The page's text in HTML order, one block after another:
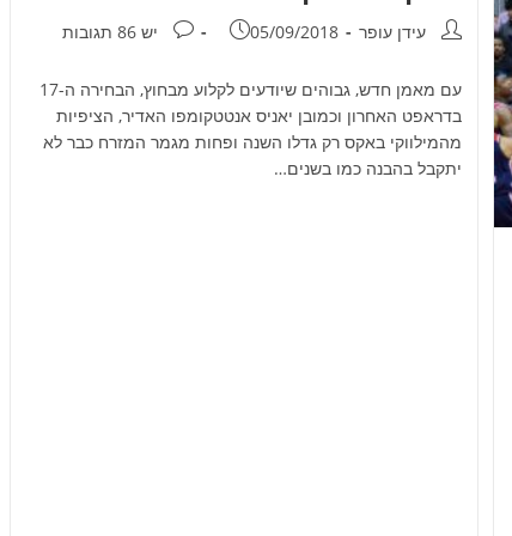
מחבר:עידן עופר פורסם:
05/09/2018 תגובות:
יש 86 תגובות
עם מאמן חדש, גבוהים שיודעים לקלוע מבחוץ, הבחירה ה-17
בדראפט האחרון וכמובן יאניס אנטטקומפו האדיר, הציפיות
מהמילווקי באקס רק גדלו השנה ופחות מגמר המזרח כבר לא
יתקבל בהבנה כמו בשנים…